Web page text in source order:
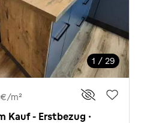
1 / 29
m²
Kauf - Erstbezug ·